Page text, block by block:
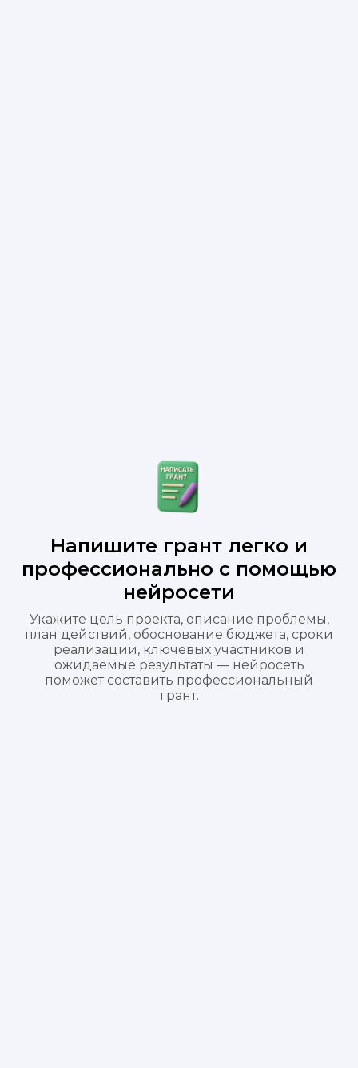
Напишите грант легко и
профессионально с помощью
нейросети
Укажите цель проекта, описание проблемы,
план действий, обоснование бюджета, сроки
реализации, ключевых участников и
ожидаемые результаты — нейросеть
поможет составить профессиональный
грант.